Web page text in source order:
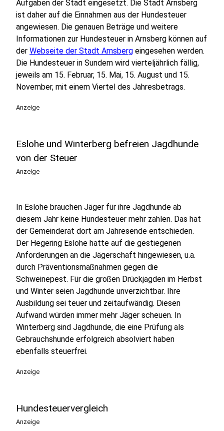
Aufgaben der Stadt eingesetzt. Die Stadt Arnsberg
ist daher auf die Einnahmen aus der Hundesteuer
angewiesen. Die genauen Beträge und weitere
Informationen zur Hundesteuer in Arnsberg können auf
der Webseite der Stadt Arnsberg eingesehen werden.
Die Hundesteuer in Sundern wird vierteljährlich fällig,
jeweils am 15. Februar, 15. Mai, 15. August und 15.
November, mit einem Viertel des Jahresbetrags.
Anzeige
Eslohe und Winterberg befreien Jagdhunde
von der Steuer
Anzeige
In Eslohe brauchen Jäger für ihre Jagdhunde ab
diesem Jahr keine Hundesteuer mehr zahlen. Das hat
der Gemeinderat dort am Jahresende entschieden.
Der Hegering Eslohe hatte auf die gestiegenen
Anforderungen an die Jägerschaft hingewiesen, u.a.
durch Präventionsmaßnahmen gegen die
Schweinepest. Für die großen Drückjagden im Herbst
und Winter seien Jagdhunde unverzichtbar. Ihre
Ausbildung sei teuer und zeitaufwändig. Diesen
Aufwand würden immer mehr Jäger scheuen. In
Winterberg sind Jagdhunde, die eine Prüfung als
Gebrauchshunde erfolgreich absolviert haben
ebenfalls steuerfrei.
Anzeige
Hundesteuervergleich
Anzeige